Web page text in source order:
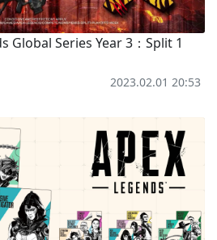
Global Series Year 3：Split 1
2023.02.01 20:53